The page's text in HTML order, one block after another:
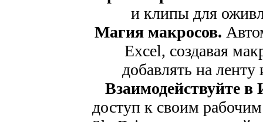
и клипы для
Магия макросов.
Excel, создавая
добавлять на
Взаимодействуйте в
доступ к своим